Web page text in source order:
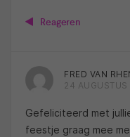
Reageren
FRED VAN
24
Gefeliciteerd met
feestje graag mee